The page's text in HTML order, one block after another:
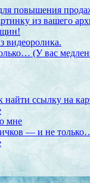
повышения
из вашего
видеоролика.
(У вас
найти ссылку на
мне
— и не